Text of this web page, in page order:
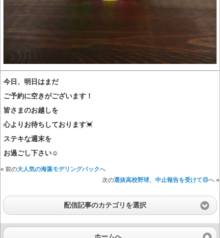
今日、明日はまだ
ご予約に空きがございます！
皆さまのお越しを
心よりお待ちしております💓
ステキな週末を
お過ごし下さい☺️
« 前の大人気の海藻モデリングパックへ
次の選抜高校野球、中止報告を受けて😣へ »
配信記事のカテゴリを選択